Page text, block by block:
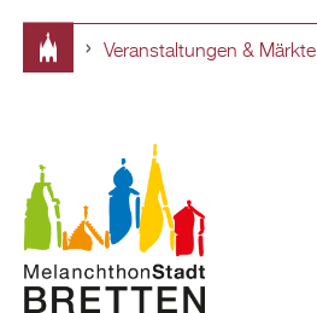
hier
Ver­an­stal­tun­gen & Märk­te